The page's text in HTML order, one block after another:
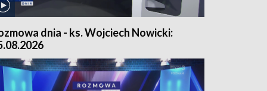
dnia - ks. Wojciech Nowicki: